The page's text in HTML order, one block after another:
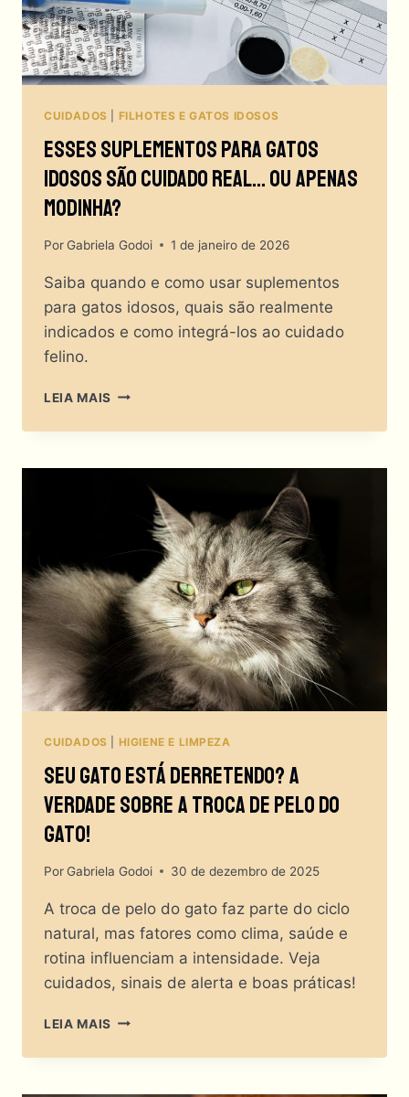
CUIDADOS FILHOTES E GATOS IDOSOS
Esses Suplementos Para Gatos
Idosos São Cuidado Real… Ou Apenas
Modinha?
PorGabriela Godoi 1 de janeiro de 2026
Saiba quando e como usar suplementos
para gatos idosos, quais são realmente
indicados e como integrá-los ao cuidado
felino.
LEIA MAIS ESSES
PARA
IDOSOS
CUIDADO
REAL…
APENAS
MODINHA?
CUIDADOS HIGIENE E LIMPEZA
Seu Gato Está Derretendo? A
Verdade Sobre A Troca De Pelo Do
Gato!
PorGabriela Godoi 30 de dezembro de 2025
A troca de pelo do gato faz parte do ciclo
natural, mas fatores como clima, saúde e
rotina influenciam a intensidade. Veja
cuidados, sinais de alerta e boas práticas!
LEIA MAIS SEU
ESTÁ